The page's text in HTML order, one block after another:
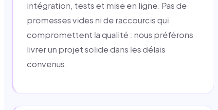
intégration, tests et mise en ligne. Pas de
promesses vides ni de raccourcis qui
compromettent la qualité : nous préférons
livrer un projet solide dans les délais
convenus.